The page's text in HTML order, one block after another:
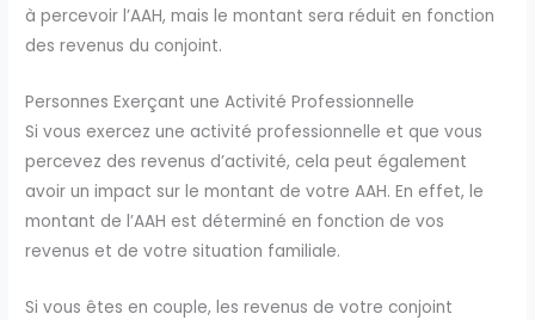
à percevoir l’AAH, mais le montant sera réduit en fonction
des revenus du conjoint.
Personnes Exerçant une Activité Professionnelle
Si vous exercez une activité professionnelle et que vous
percevez des revenus d’activité, cela peut également
avoir un impact sur le montant de votre AAH. En effet, le
montant de l’AAH est déterminé en fonction de vos
revenus et de votre situation familiale.
Si vous êtes en couple, les revenus de votre conjoint